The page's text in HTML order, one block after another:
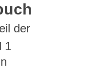
der
1